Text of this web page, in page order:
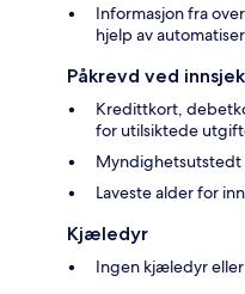
Informasjon fra
hjelp av
Påkrevd ved
Kredittkort,
for utilsiktede
Laveste alder for
Kjæledyr
Ingen kjæledyr